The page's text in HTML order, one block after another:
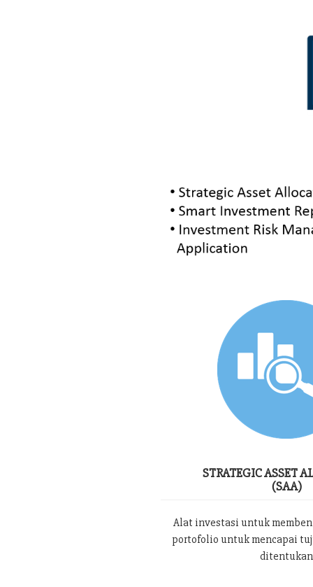
STRATEGIC ASSET
(SAA)
Alat investasi untuk
portofolio untuk mencapai
ditentukan